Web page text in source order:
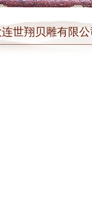
连世翔贝雕有限